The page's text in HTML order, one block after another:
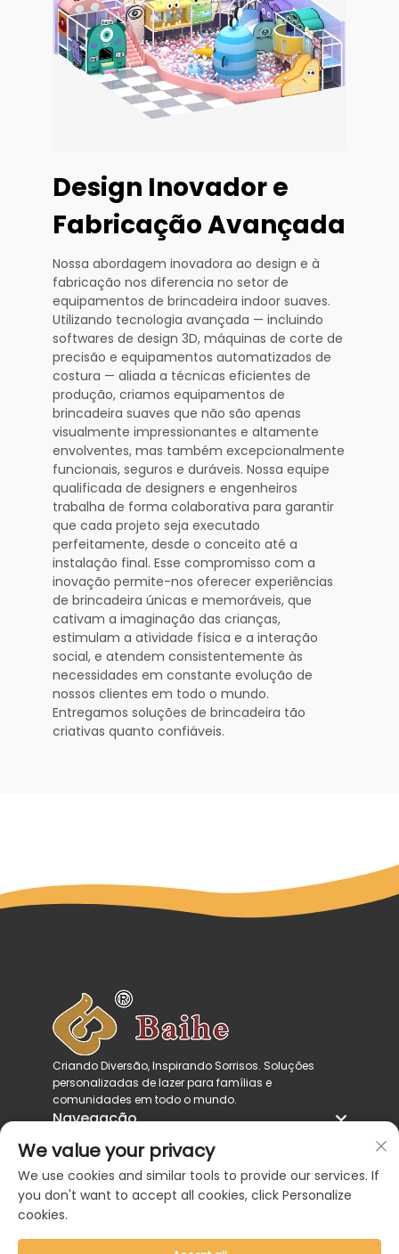
Design Inovador e
Fabricação Avançada
Nossa abordagem inovadora ao design e à
fabricação nos diferencia no setor de
equipamentos de brincadeira indoor suaves.
Utilizando tecnologia avançada — incluindo
softwares de design 3D, máquinas de corte de
precisão e equipamentos automatizados de
costura — aliada a técnicas eficientes de
produção, criamos equipamentos de
brincadeira suaves que não são apenas
visualmente impressionantes e altamente
envolventes, mas também excepcionalmente
funcionais, seguros e duráveis. Nossa equipe
qualificada de designers e engenheiros
trabalha de forma colaborativa para garantir
que cada projeto seja executado
perfeitamente, desde o conceito até a
instalação final. Esse compromisso com a
inovação permite-nos oferecer experiências
de brincadeira únicas e memoráveis, que
cativam a imaginação das crianças,
estimulam a atividade física e a interação
social, e atendem consistentemente às
necessidades em constante evolução de
nossos clientes em todo o mundo.
Entregamos soluções de brincadeira tão
criativas quanto confiáveis.
Criando Diversão, Inspirando Sorrisos. Soluções
personalizadas de lazer para famílias e
comunidades em todo o mundo.
Navegação
Categorias de produtos
Entre em contato conosco
We value your privacy
We use cookies and similar tools to provide our services. If
you don't want to accept all cookies, click Personalize
cookies.